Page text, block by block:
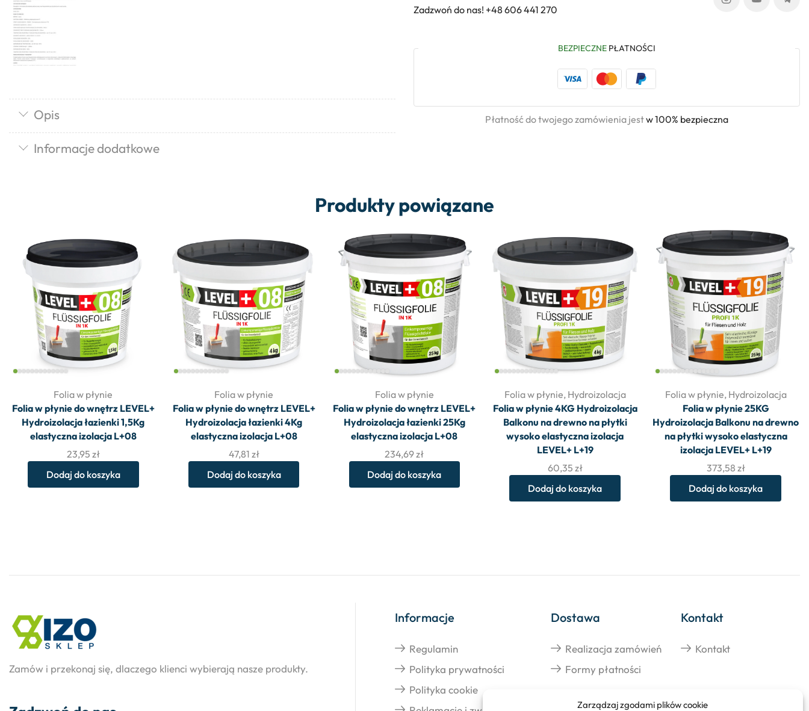
Zarządzaj zgodami plików cookie
Opis
Informacje dodatkowe
Zadzwoń do nas! +48 606 441 270
BEZPIECZNE PŁATNOŚCI
Płatność do twojego zamówienia jestw 100% bezpieczna
Produkty powiązane
Folia w płynie
Folia w płynie do wnętrz LEVEL+
Hydroizolacja łazienki 1,5Kg
elastyczna izolacja L+08
23,95 zł
Dodaj do koszyka
Folia w płynie
Folia w płynie do wnętrz LEVEL+
Hydroizolacja łazienki 4Kg
elastyczna izolacja L+08
47,81 zł
Dodaj do koszyka
Folia w płynie
Folia w płynie do wnętrz LEVEL+
Hydroizolacja łazienki 25Kg
elastyczna izolacja L+08
234,69zł
Dodaj do koszyka
Folia w płynie, Hydroizolacja
Folia w płynie 4KG Hydroizolacja
Balkonu na drewno na płytki
wysoko elastyczna izolacja
LEVEL+ L+19
60,35 zł
Dodaj do koszyka
Folia w płynie, Hydroizolacja
Folia w płynie 25KG
Hydroizolacja Balkonu na drewno
na płytki wysoko elastyczna
izolacja LEVEL+ L+19
373,58 zł
Dodaj do koszyka
Zamów i przekonaj się, dlaczego klienci wybierają nasze produkty.
Informacje
Regulamin
Polityka prywatności
Polityka cookie
Dostawa
Realizacja zamówień
Formy płatności
Kontakt
Kontakt